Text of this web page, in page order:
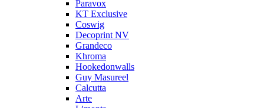
Paravox
KT Exclusive
Coswig
Decoprint NV
Grandeco
Khroma
Hookedonwalls
Guy Masureel
Calcutta
Arte